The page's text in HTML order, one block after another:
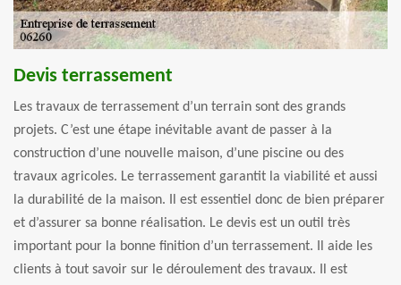
Devis terrassement
Les travaux de terrassement d’un terrain sont des grands
projets. C’est une étape inévitable avant de passer à la
construction d’une nouvelle maison, d’une piscine ou des
travaux agricoles. Le terrassement garantit la viabilité et aussi
la durabilité de la maison. Il est essentiel donc de bien préparer
et d’assurer sa bonne réalisation. Le devis est un outil très
important pour la bonne finition d’un terrassement. Il aide les
clients à tout savoir sur le déroulement des travaux. Il est